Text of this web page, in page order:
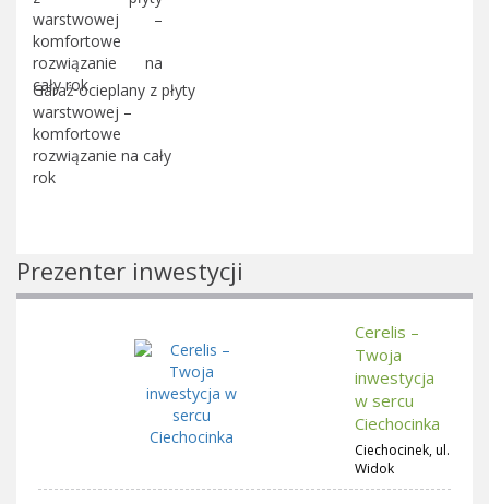
Garaż ocieplany z płyty
warstwowej –
komfortowe
rozwiązanie na cały
rok
Prezenter inwestycji
Cerelis –
Twoja
inwestycja
w sercu
Ciechocinka
Ciechocinek, ul.
Widok